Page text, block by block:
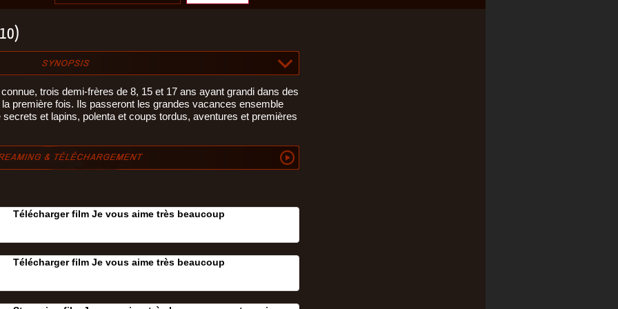
trois demi-frères de 8, 15 et 17 ans ayant grandi dans des
première fois. Ils passeront les grandes vacances ensemble
et lapins, polenta et coups tordus, aventures et premières
Télécharger film Je vous aime très beaucoup
Télécharger film Je vous aime très beaucoup